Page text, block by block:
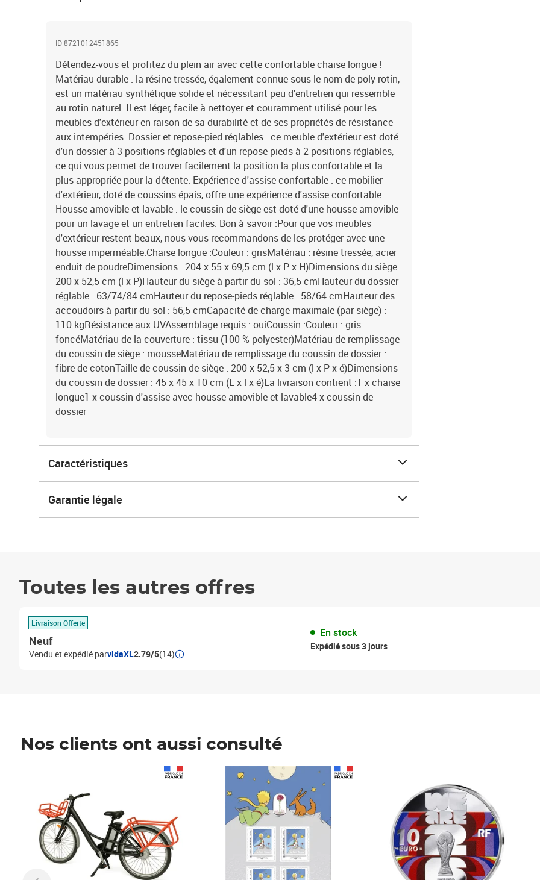
ID 8721012451865
Détendez-vous et profitez du plein air avec cette confortable chaise longue !
Matériau durable : la résine tressée, également connue sous le nom de poly rotin,
est un matériau synthétique solide et nécessitant peu d'entretien qui ressemble
au rotin naturel. Il est léger, facile à nettoyer et couramment utilisé pour les
meubles d'extérieur en raison de sa durabilité et de ses propriétés de résistance
aux intempéries. Dossier et repose-pied réglables : ce meuble d'extérieur est doté
d'un dossier à 3 positions réglables et d'un repose-pieds à 2 positions réglables,
ce qui vous permet de trouver facilement la position la plus confortable et la
plus appropriée pour la détente. Expérience d'assise confortable : ce mobilier
d'extérieur, doté de coussins épais, offre une expérience d'assise confortable.
Housse amovible et lavable : le coussin de siège est doté d'une housse amovible
pour un lavage et un entretien faciles. Bon à savoir :Pour que vos meubles
d'extérieur restent beaux, nous vous recommandons de les protéger avec une
housse imperméable.Chaise longue :Couleur : grisMatériau : résine tressée, acier
enduit de poudreDimensions : 204 x 55 x 69,5 cm (l x P x H)Dimensions du siège :
200 x 52,5 cm (l x P)Hauteur du siège à partir du sol : 36,5 cmHauteur du dossier
réglable : 63/74/84 cmHauteur du repose-pieds réglable : 58/64 cmHauteur des
accoudoirs à partir du sol : 56,5 cmCapacité de charge maximale (par siège) :
110 kgRésistance aux UVAssemblage requis : ouiCoussin :Couleur : gris
foncéMatériau de la couverture : tissu (100 % polyester)Matériau de remplissage
du coussin de siège : mousseMatériau de remplissage du coussin de dossier :
fibre de cotonTaille de coussin de siège : 200 x 52,5 x 3 cm (l x P x é)Dimensions
du coussin de dossier : 45 x 45 x 10 cm (L x l x é)La livraison contient :1 x chaise
longue1 x coussin d'assise avec housse amovible et lavable4 x coussin de
dossier
Caractéristiques
Garantie légale
Toutes les autres offres
Livraison Offerte
Neuf
Vendu et expédié parvidaXL2.79/5(14)
En stock
Expédié sous 3 jours
Nos clients ont aussi consulté
Prix 7,50€